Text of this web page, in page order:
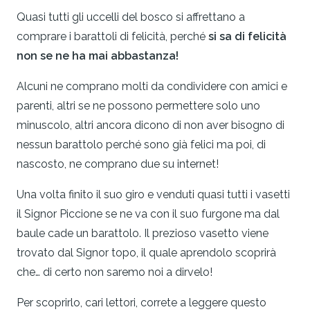
Quasi tutti gli uccelli del bosco si affrettano a
comprare i barattoli di felicità, perché si sa di felicità
non se ne ha mai abbastanza!
Alcuni ne comprano molti da condividere con amici e
parenti, altri se ne possono permettere solo uno
minuscolo, altri ancora dicono di non aver bisogno di
nessun barattolo perché sono già felici ma poi, di
nascosto, ne comprano due su internet!
Una volta finito il suo giro e venduti quasi tutti i vasetti
il Signor Piccione se ne va con il suo furgone ma dal
baule cade un barattolo. Il prezioso vasetto viene
trovato dal Signor topo, il quale aprendolo scoprirà
che… di certo non saremo noi a dirvelo!
Per scoprirlo, cari lettori, correte a leggere questo